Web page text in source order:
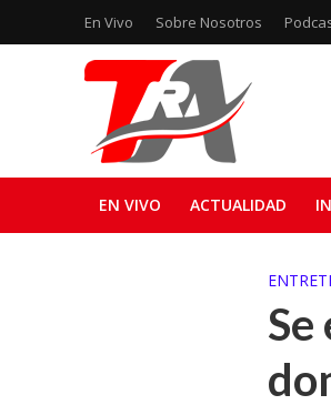
En Vivo Sobre Nosotros
EN VIVO ACTUALIDAD